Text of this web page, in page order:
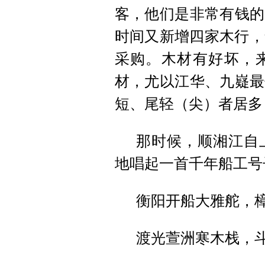
客，他们是非常有钱
时间又新增四家木行
采购。木材有好坏，
材，尤以江华、九嶷
短、尾轻（尖）者居
那时候，顺湘江
地唱起一首千年船工
衡阳开船大雅舵，
渡光萱洲寒木栈，